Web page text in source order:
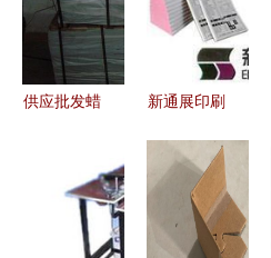
筒纸加工为
例
提供优质服
供应批发蜡
纸及拷贝纸
东莞市凤岗
新通展印刷
纸张加工解
决方案